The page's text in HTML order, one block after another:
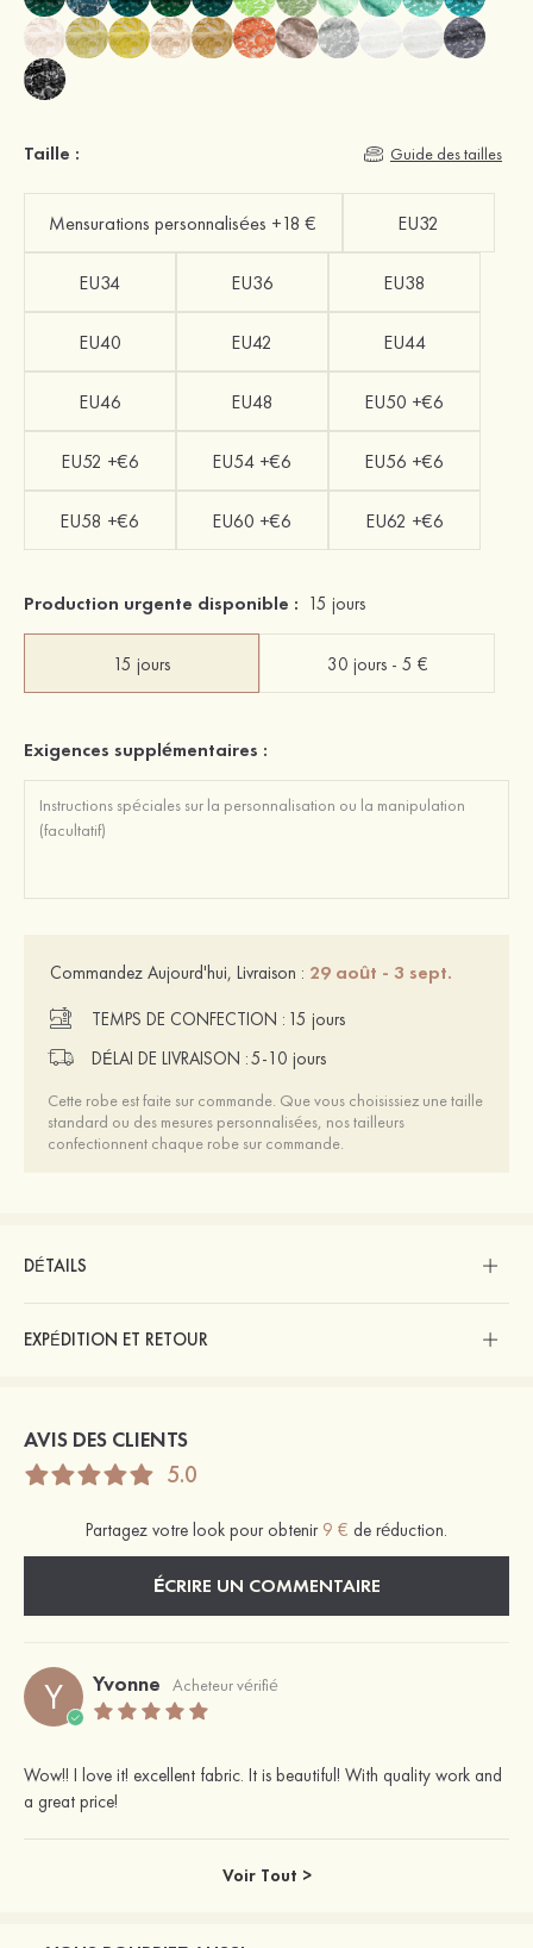
Taille : Guide des tailles
Mensurations personnalisées +18 € EU32
EU34 EU36 EU38
EU40 EU42 EU44
EU46 EU48 EU50 +€6
EU52 +€6 EU54 +€6 EU56 +€6
EU58 +€6 EU60 +€6 EU62 +€6
Production urgente disponible : 15 jours
15 jours 30 jours - 5 €
Exigences supplémentaires :
Commandez Aujourd'hui, Livraison : 29 août - 3 sept.
TEMPS DE CONFECTION : 15 jours
DÉLAI DE LIVRAISON :5-10 jours
Cette robe est faite sur commande. Que vous choisissiez une taille
standard ou des mesures personnalisées, nos tailleurs
confectionnent chaque robe sur commande.
DÉTAILS
EXPÉDITION ET RETOUR
AVIS DES CLIENTS
5.0
Partagez votre look pour obtenir 9 € de réduction.
ÉCRIRE UN COMMENTAIRE
Y Yvonne Acheteur vérifié
Wow!! I love it! excellent fabric. It is beautiful! With quality work and
a great price!
Voir Tout >